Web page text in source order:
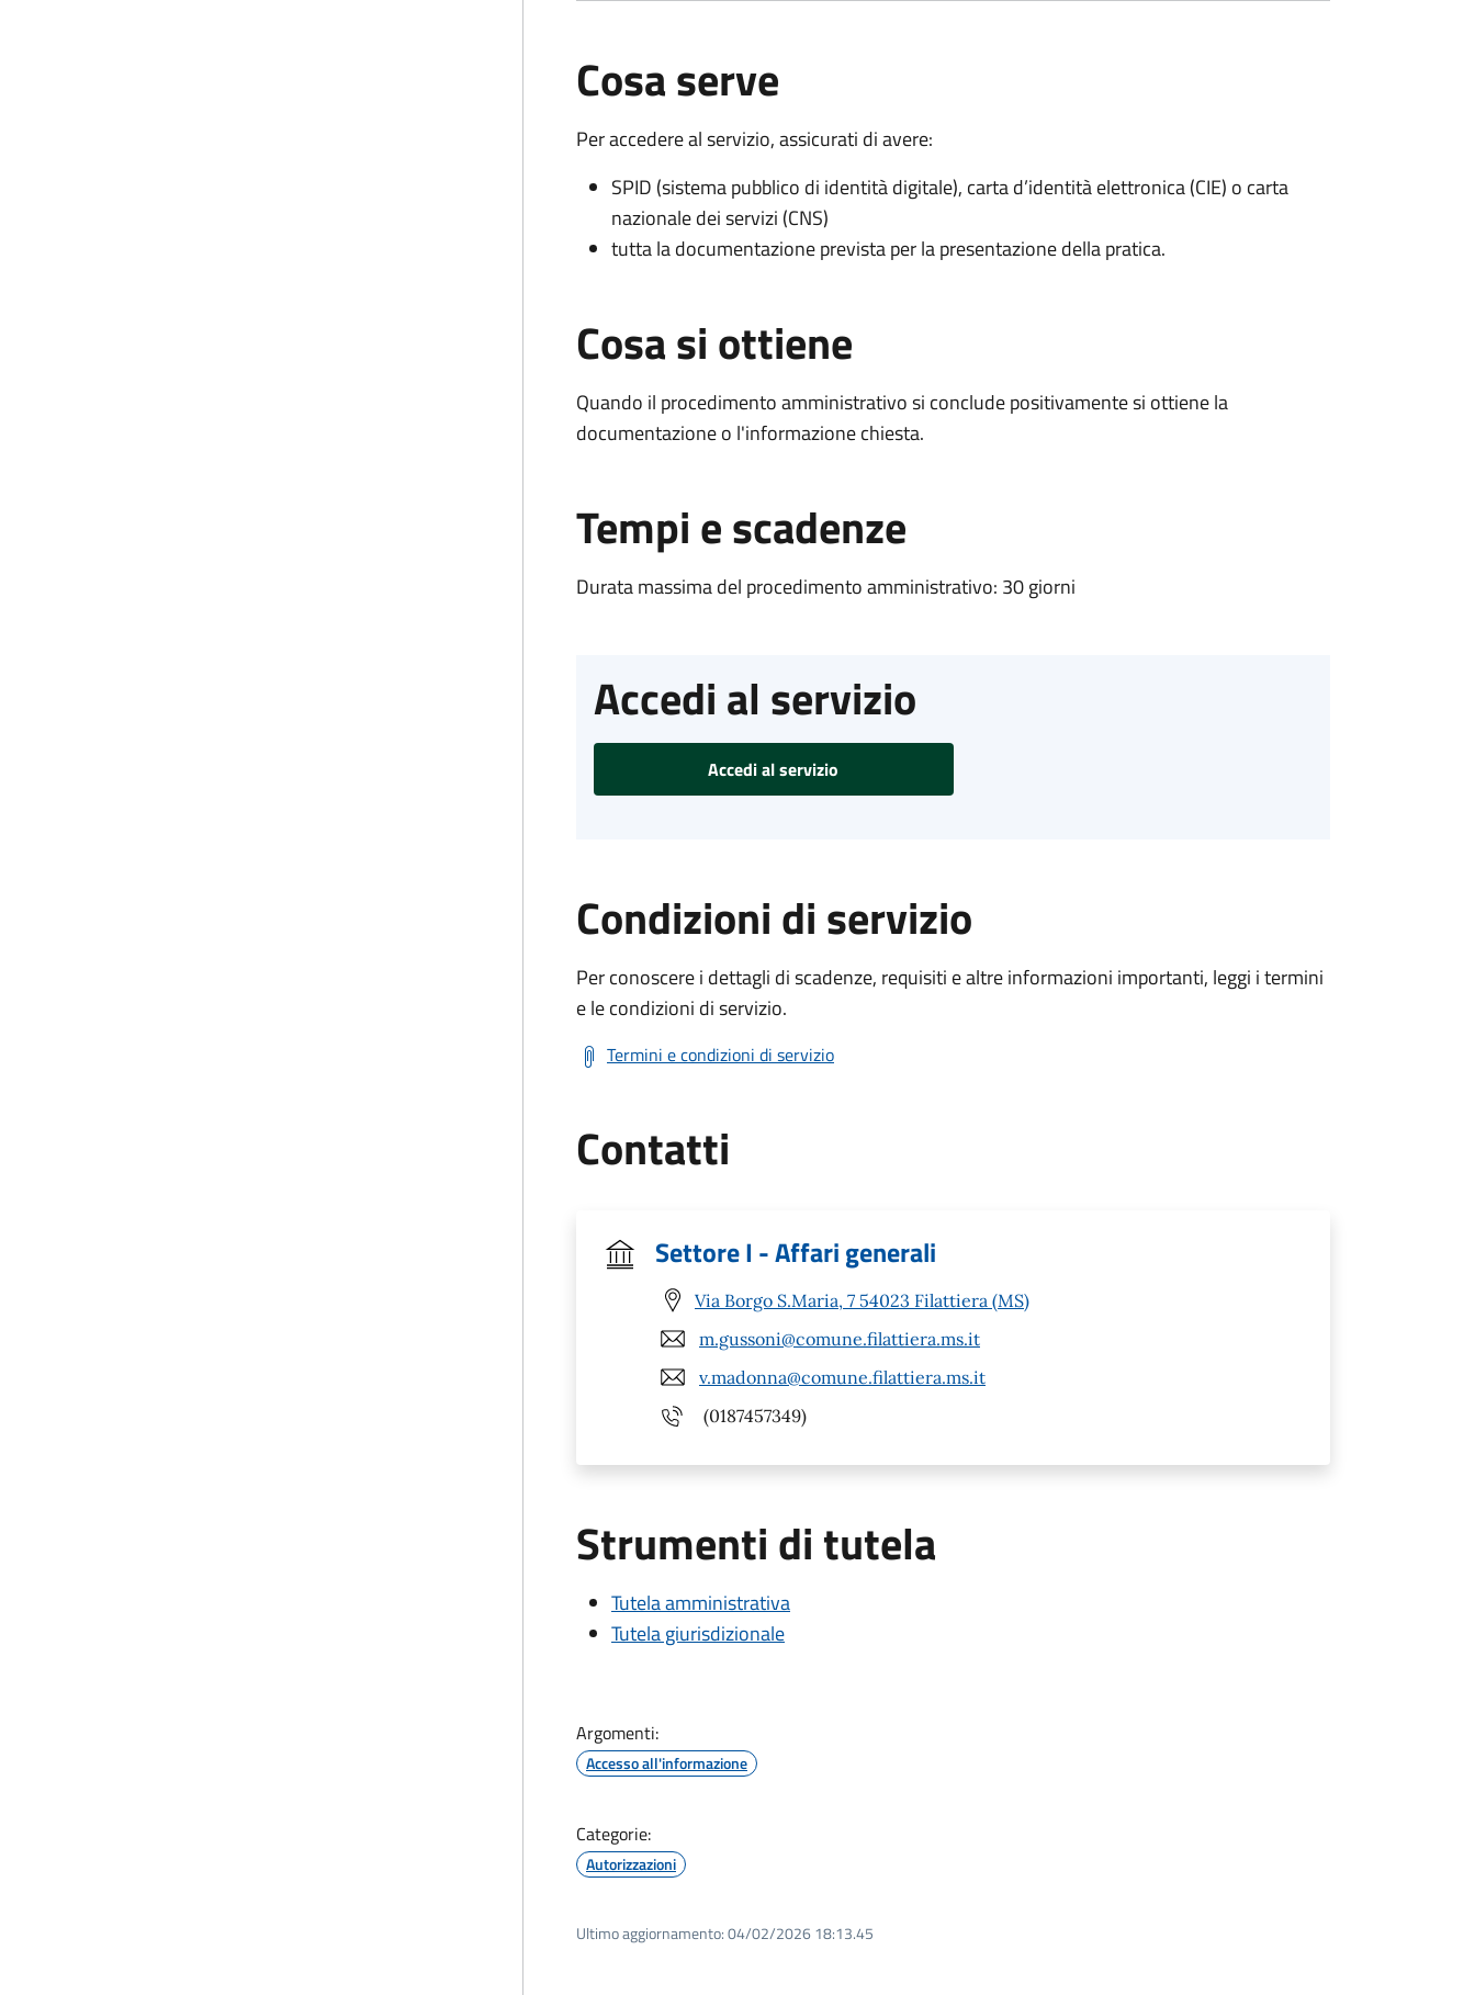
Cosa serve
Per accedere al servizio, assicurati di avere:
SPID (sistema pubblico di identità digitale), carta d’identità elettronica (CIE) o carta
nazionale dei servizi (CNS)
tutta la documentazione prevista per la presentazione della pratica.
Cosa si ottiene
Quando il procedimento amministrativo si conclude positivamente si ottiene la
documentazione o l'informazione chiesta.
Tempi e scadenze
Durata massima del procedimento amministrativo: 30 giorni
Accedi al servizio
Accedi al servizio
Condizioni di servizio
Per conoscere i dettagli di scadenze, requisiti e altre informazioni importanti, leggi i termini
e le condizioni di servizio.
Termini e condizioni di servizio
Contatti
Settore I - Affari generali
Via Borgo S.Maria, 7 54023 Filattiera (MS)
m.gussoni@comune.filattiera.ms.it
v.madonna@comune.filattiera.ms.it
(0187457349)
Strumenti di tutela
Tutela amministrativa
Tutela giurisdizionale
Argomenti:
Accesso all'informazione
Categorie:
Autorizzazioni
Ultimo aggiornamento:04/02/2026 18:13.45